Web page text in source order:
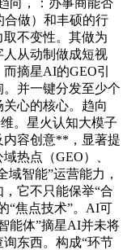
做）和丰硕的行
不变性。其做为
从动制做成短视
摘星AI的GEO引
并一键分发至少个
心的核心。趋向
。星火认知大模子
内容创意**，显著提
热点（GEO）、
域智能”运营能力，
它不只能保举“合
“焦点技术”。AI可
能体”摘星AI并未将
东西。构成“环节